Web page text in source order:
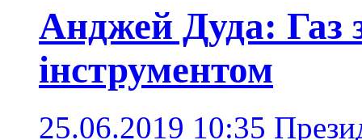
Анджей Дуда: Газ
інструментом
25.06.2019 10:35